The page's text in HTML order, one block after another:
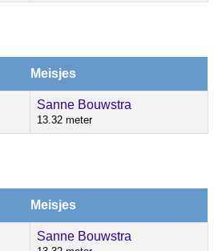
Meisjes
Sanne Bouwstra
13.32 meter
Meisjes
Sanne Bouwstra